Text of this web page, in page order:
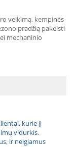
veikimą, kempinės
pradžią pakeisti
mechaninio
kurie jį
vidurkis.
ir neigiamus